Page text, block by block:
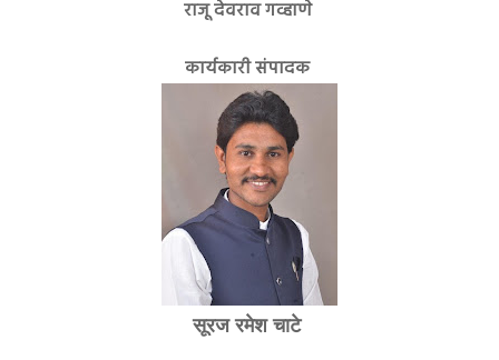
राजू देवराव गव्हाणे
कार्यकारी संपादक
सूरज रमेश चाटे